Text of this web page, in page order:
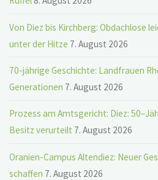
Von Diez bis Kirchberg: Obdachlose
unter der Hitze 7. August 2026
70-jährige Geschichte: Landfrauen
Generationen 7. August 2026
Prozess am Amtsgericht: Diez:
Besitz verurteilt 7. August 2026
Oranien-Campus Altendiez: Neuer
schaffen 7. August 2026